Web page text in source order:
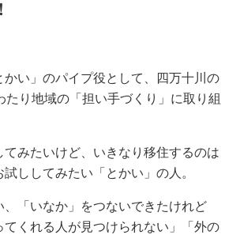
かい」のパイプ役として、四万十川の
たり地域の「担い手づくり」に取り組
みたいけど、いきなり移住するのは
ししてみたい「とかい」の人。
「いなか」をつないできたけれど
てくれる人が見つけられない」「外の